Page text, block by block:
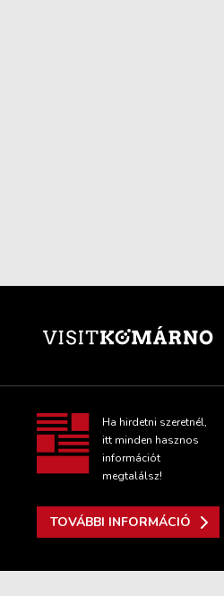
Ha hirdetni szeretnél,
itt minden hasznos
információt
megtalálsz!
TOVÁBBI INFORMÁCIÓ